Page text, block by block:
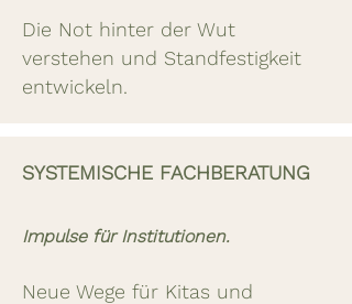
Die Not hinter der Wut
verstehen und Standfestigkeit
entwickeln.
SYSTEMISCHE FACHBERATUNG
Impulse für Institutionen.
Neue Wege für Kitas und